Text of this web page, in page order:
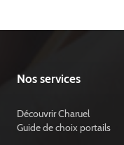
Nos services
Découvrir Charuel
Guide de choix portails